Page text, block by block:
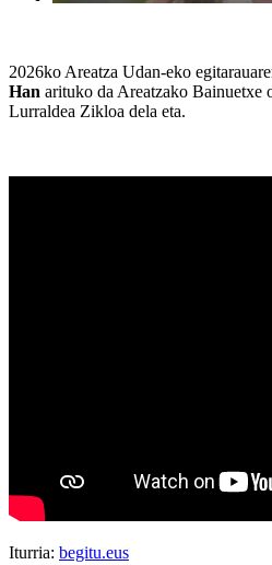
2026ko Areatza Udan-eko
Han arituko da Areatzako Bainuetxe
Lurraldea Zikloa dela eta.
Iturria: begitu.eus